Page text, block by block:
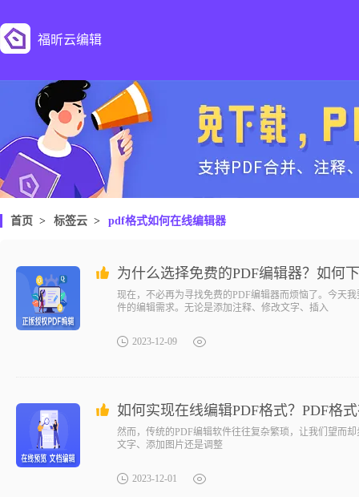
福昕云编辑
首页 > 标签云 > pdf格式如何在线编辑器
为什么选择免费的PDF编辑器？如何
现在，不必再为寻找免费的PDF编辑器而烦恼了。今天
件的编辑需求。无论是添加注释、修改文字、插入
2023-12-09
如何实现在线编辑PDF格式？PDF格
然而，传统的PDF编辑软件往往复杂繁琐，让我们望而
文字、添加图片还是调整
2023-12-01